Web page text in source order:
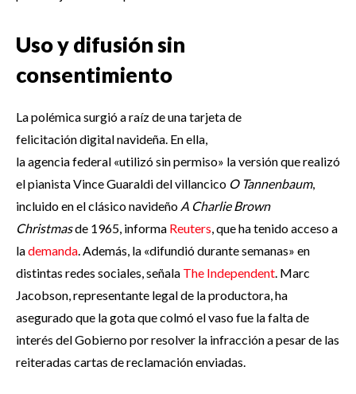
Uso y difusión sin
consentimiento
La polémica surgió a raíz de una tarjeta de
felicitación digital navideña. En ella,
la agencia federal «utilizó sin permiso» la versión que realizó
el pianista Vince Guaraldi del villancico O Tannenbaum,
incluido en el clásico navideño A Charlie Brown
Christmasde 1965, informa Reuters, que ha tenido acceso a
lademanda. Además, la «difundió durante semanas» en
distintas redes sociales, señala The Independent. Marc
Jacobson, representante legal de la productora, ha
asegurado que la gota que colmó el vaso fue la falta de
interés del Gobierno por resolver la infracción a pesar de las
reiteradas cartas de reclamación enviadas.